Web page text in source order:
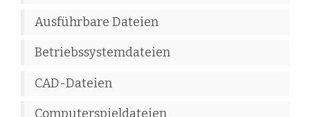
Ausführbare Dateien
Betriebssystemdateien
CAD-Dateien
Computerspieldateien